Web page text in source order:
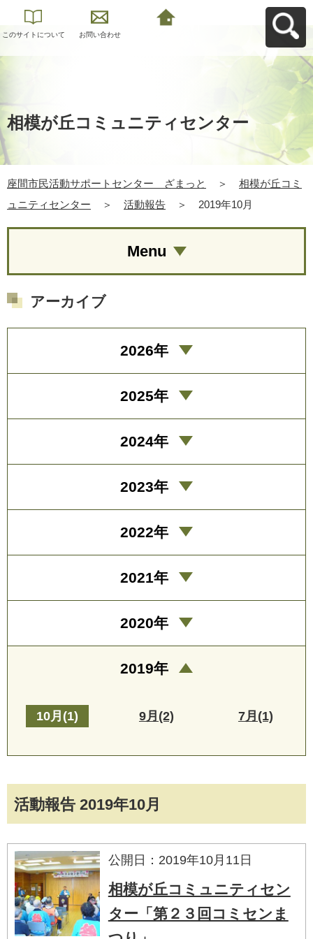
このサイトについて お問い合わせ
相模が丘コミュニティセンター
座間市民活動サポートセンター ざまっと ＞
相模が丘コミ
ュニティセンター
＞ 活動報告 ＞ 2019年10月
活動報告 2019年10月
公開日：2019年10月11日
相模が丘コミュニティセン
ター「第２３回コミセンま
Menu
アーカイブ
2026年
2025年
2024年
2023年
2022年
2021年
2020年
2019年
10月(1) 9月(2) 7月(1)